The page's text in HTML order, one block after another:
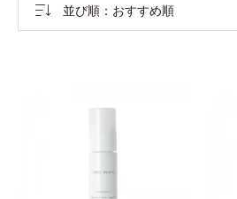
並び順 おすすめ順